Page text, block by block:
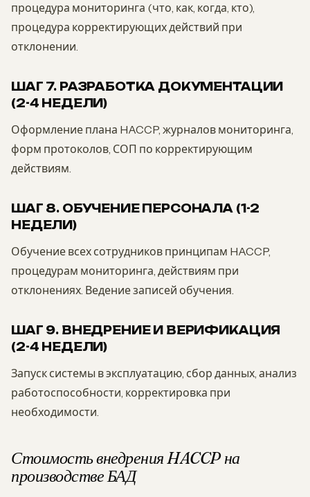
процедура мониторинга (что, как, когда, кто),
процедура корректирующих действий при
отклонении.
ШАГ 7. РАЗРАБОТКА ДОКУМЕНТАЦИИ
(2-4 НЕДЕЛИ)
Оформление плана HACCP, журналов мониторинга,
форм протоколов, СОП по корректирующим
действиям.
ШАГ 8. ОБУЧЕНИЕ ПЕРСОНАЛА (1-2
НЕДЕЛИ)
Обучение всех сотрудников принципам HACCP,
процедурам мониторинга, действиям при
отклонениях. Ведение записей обучения.
ШАГ 9. ВНЕДРЕНИЕ И ВЕРИФИКАЦИЯ
(2-4 НЕДЕЛИ)
Запуск системы в эксплуатацию, сбор данных, анализ
работоспособности, корректировка при
необходимости.
Стоимость внедрения HACCP на
производстве БАД